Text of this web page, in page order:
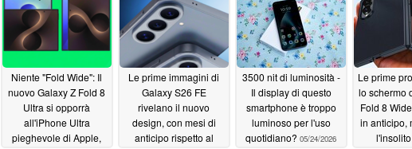
Niente "Fold Wide": Il
nuovo Galaxy Z Fold 8
Ultra si opporrà
all'iPhone Ultra
pieghevole di Apple,
Le prime immagini di
Galaxy S26 FE
rivelano il nuovo
design, con mesi di
anticipo rispetto al
3500 nit di luminosità -
Il display di questo
smartphone è troppo
luminoso per l'uso
quotidiano? 05/24/2026
Le prime
lo schermo
Fold 8
in anticipo,